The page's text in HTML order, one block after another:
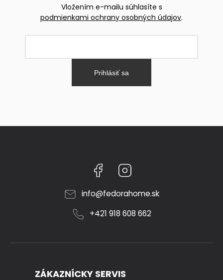
Vložením e-mailu súhlasíte s
podmienkami ochrany osobných údajov.
Prihlásiť sa
Facebook
info@fedorahome.sk
+421 918 608 662
ZÁKAZNÍCKY SERVIS